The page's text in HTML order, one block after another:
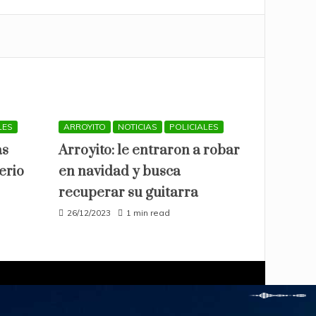
ARROYITO NOTICIAS POLICIALES
Arroyito: le entraron a robar
en navidad y busca
recuperar su guitarra
26/12/2023 1 min read